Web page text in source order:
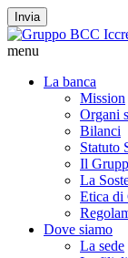
Invia
menu
La banca
Mission
Organi
Bilanci
Statuto
Il
La
Etica di
Dove siamo
La sede